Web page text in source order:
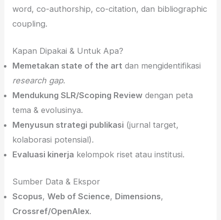
word, co-authorship, co-citation, dan bibliographic
coupling.
Kapan Dipakai & Untuk Apa?
Memetakan state of the art dan mengidentifikasi
research gap.
Mendukung SLR/Scoping Review dengan peta
tema & evolusinya.
Menyusun strategi publikasi (jurnal target,
kolaborasi potensial).
Evaluasi kinerja kelompok riset atau institusi.
Sumber Data & Ekspor
Scopus,Web of Science, Dimensions,
Crossref/OpenAlex.